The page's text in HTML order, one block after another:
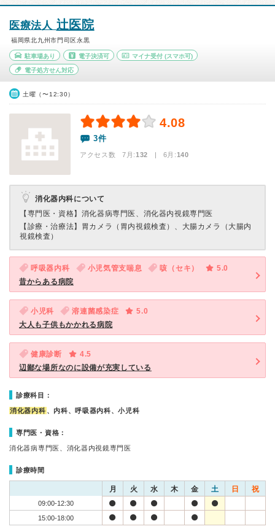
医療法人 辻医院
福岡県北九州市門司区永黒
駐車場あり 電子決済可 マイナ受付 (スマホ可)
電子処方せん対応
土曜（〜12:30）
4.08
3件
アクセス数 7月:132 | 6月:140
消化器内科について
【専門医・資格】 消化器病専門医、消化器内視鏡専門医
【診療・治療法】 胃カメラ（胃内視鏡検査）、大腸カメラ（大腸内
視鏡検査）
呼吸器内科 小児気管支喘息 咳（セキ）
5.0
昔からある病院
小児科 溶連菌感染症
5.0
大人も子供もかかれる病院
健康診断
4.5
辺鄙な場所なのに設備が充実している
診療科目：
消化器内科 、内科、呼吸器内科、小児科
専門医・資格：
消化器病専門医、消化器内視鏡専門医
診療時間
月 火 水 木 金 土 日 祝
09:00-12:30
15:00-18:00